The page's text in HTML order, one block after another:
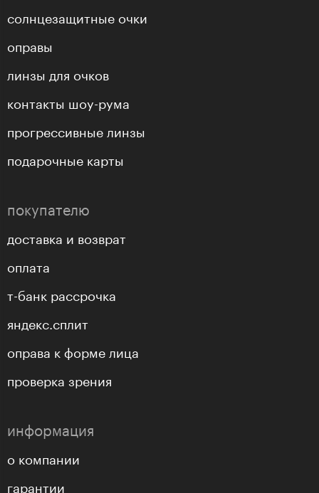
солнцезащитные очки
оправы
линзы для очков
контакты шоу-рума
прогрессивные линзы
подарочные карты
покупателю
доставка и возврат
оплата
т-банк рассрочка
яндекс.сплит
оправа к форме лица
проверка зрения
информация
о компании
гарантии